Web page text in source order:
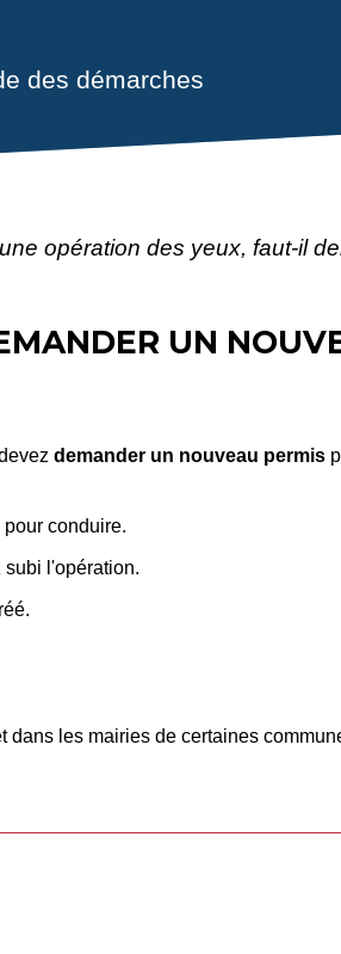
des démarches
opération des yeux, faut-il
UN
demander un nouveau permis
conduire.
subi l'opération.
dans les mairies de certaines